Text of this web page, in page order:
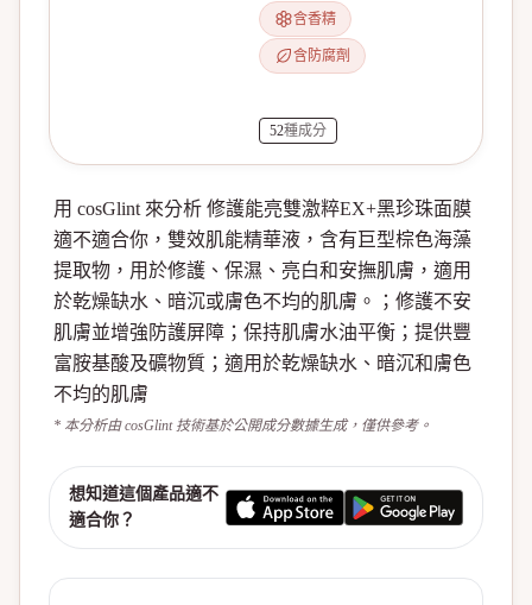
含香精
含防腐劑
52種成分
用 cosGlint 來分析 修護能亮雙激粹EX+黑珍珠面膜
適不適合你，雙效肌能精華液，含有巨型棕色海藻
提取物，用於修護、保濕、亮白和安撫肌膚，適用
於乾燥缺水、暗沉或膚色不均的肌膚。；修護不安
肌膚並增強防護屏障；保持肌膚水油平衡；提供豐
富胺基酸及礦物質；適用於乾燥缺水、暗沉和膚色
不均的肌膚
* 本分析由 cosGlint 技術基於公開成分數據生成，僅供參考。
想知道這個產品適不
適合你？